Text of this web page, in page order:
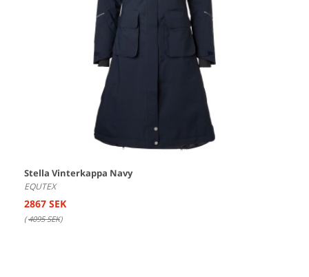
Stella Vinterkappa Navy
EQUTEX
2867 SEK
(4095 SEK)